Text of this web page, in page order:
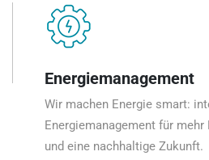
Energiemanagement
Wir machen Energie smart:
Energiemanagement für
und eine nachhaltige Zukunft.